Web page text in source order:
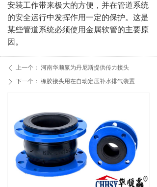
ꄴ 上一个： 河南华顺赢为丹尼斯提供传力接头
ꄲ 下一个： 橡胶接头用在自动定压补水排气装置
安装工作带来极大的方便，并在管道系统
的安全运行中发挥作用一定的保护。 这是
某些管道系统必须使用金属软管的主要原
因。